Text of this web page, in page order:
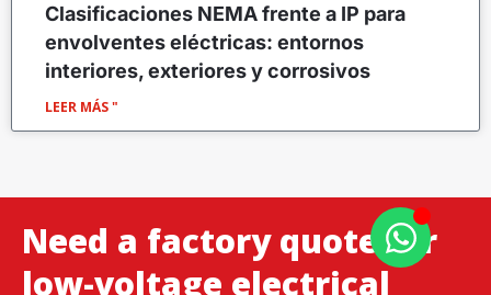
Clasificaciones NEMA frente a IP para
envolventes eléctricas: entornos
interiores, exteriores y corrosivos
LEER MÁS "
Need a factory quote for
low-voltage electrical